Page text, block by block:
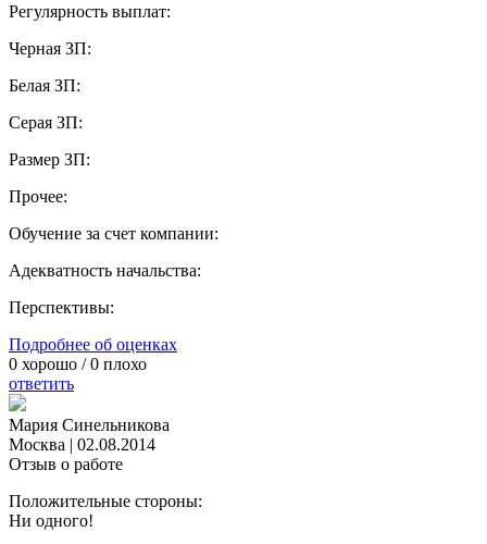
Регулярность выплат:
Черная ЗП:
Белая ЗП:
Серая ЗП:
Размер ЗП:
Прочее:
Обучение за счет компании:
Адекватность начальства:
Перспективы:
Подробнее об оценках
0 хорошо /0 плохо
ответить
Мария Синельникова
Москва | 02.08.2014
Отзыв о работе
Положительные стороны:
Ни одного!